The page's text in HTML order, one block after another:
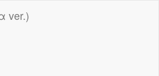
ver.)